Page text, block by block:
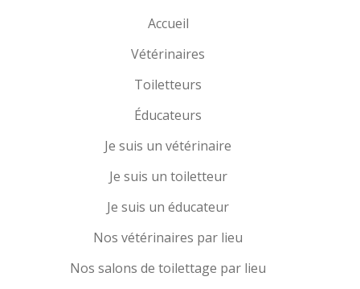
Accueil
Vétérinaires
Toiletteurs
Éducateurs
Je suis un vétérinaire
Je suis un toiletteur
Je suis un éducateur
Nos vétérinaires par lieu
Nos salons de toilettage par lieu